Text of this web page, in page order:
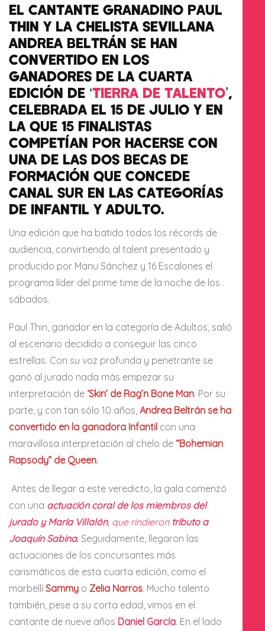
EL CANTANTE GRANADINO PAUL
THIN Y LA CHELISTA SEVILLANA
ANDREA BELTRÁN SE HAN
CONVERTIDO EN LOS
GANADORES DE LA CUARTA
EDICIÓN DE ‘TIERRA DE TALENTO’,
CELEBRADA EL 15 DE JULIO Y EN
LA QUE 15 FINALISTAS
COMPETÍAN POR HACERSE CON
UNA DE LAS DOS BECAS DE
FORMACIÓN QUE CONCEDE
CANAL SUR EN LAS CATEGORÍAS
DE INFANTIL Y ADULTO.
Una edición que ha batido todos los récords de
audiencia, convirtiendo al talent presentado y
producido por Manu Sánchez y 16 Escalones el
programa líder del prime time de la noche de los
sábados.
Paul Thin, ganador en la categoría de Adultos, salió
al escenario decidido a conseguir las cinco
estrellas. Con su voz profunda y penetrante se
ganó al jurado nada más empezar su
interpretación de ‘Skin’ de Rag’n Bone Man. Por su
parte, y con tan sólo 10 años, Andrea Beltrán se ha
convertido en la ganadora Infantil con una
maravillosa interpretación al chelo de “Bohemian
Rapsody” de Queen.
Antes de llegar a este veredicto, la gala comenzó
con una actuación coral de los miembros del
jurado y María Villalón, que rindieron tributo a
Joaquín Sabina. Seguidamente, llegaron las
actuaciones de los concursantes más
carismáticos de esta cuarta edición, como el
marbellí Sammy o Zelia Narros. Mucho talento
también, pese a su corta edad, vimos en el
cantante de nueve años Daniel García. En el lado